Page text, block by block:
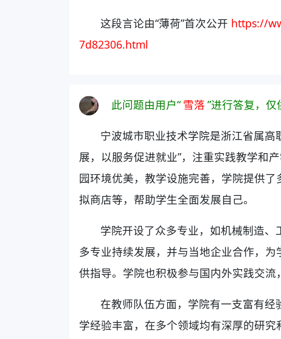
这段言论由“薄荷”首次公开 https://
7d82306.html
此问题由用户“ 雪落 ”进行答复，仅
宁波城市职业技术学院是浙江省属
展，以服务促进就业”，注重实践教学和
园环境优美，教学设施完善，学院提供
拟商店等，帮助学生全面发展自己。
学院开设了众多专业，如机械制造
多专业持续发展，并与当地企业合作，
供指导。学院也积极参与国内外实践交流
在教师队伍方面，学院有一支富有
学经验丰富，在多个领域均有深厚的研